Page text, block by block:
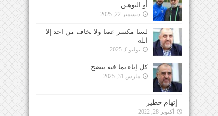
أو التوهين
ديسمبر 22, 2025
لسنا مكسر عصا ولا نخاف من احد إلا
الله
يوليو 6, 2025
كل إناء بما فيه ينضح
مارس 31, 2025
إتهام خطير
أكتوبر 28, 2022